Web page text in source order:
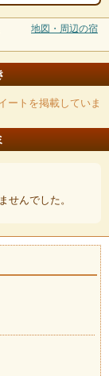
地図・周辺の宿
ートを掲載していま
せんでした。